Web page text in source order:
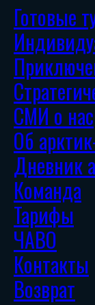
Готовые
СМИ о нас
Об
Дневник
Команда
Тарифы
ЧАВО
Контакты
Возврат